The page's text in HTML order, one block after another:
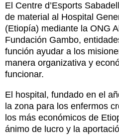
El Centre d’Esports
de material al Hospital
(Etiopía) mediante la ONG
Fundación Gambo,
función ayudar a los
manera organizativa y
funcionar.
El hospital, fundado en el
la zona para los enfermos
los más económicos de
ánimo de lucro y la